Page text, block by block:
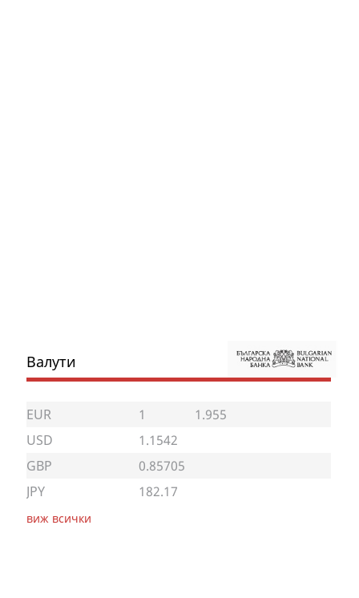
Валути
EUR 1
1.955
USD
1.1542
GBP
0.85705
JPY
182.17
виж всички